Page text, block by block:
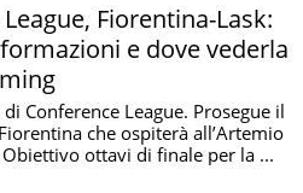
Fiorentina-Lask:
e dove vederla
Conference League. Prosegue il
che ospiterà all’Artemio
Obiettivo ottavi di finale per la ...